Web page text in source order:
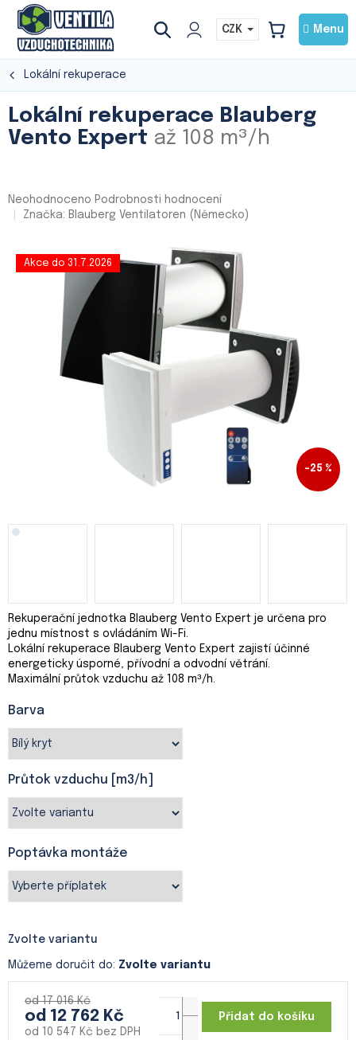
Přejít
obsah
CZK
NÁKUPNÍ
Lokální rekuperace
Lokální rekuperace Blauberg
Vento Expert až 108 m³/h
Průměrné
hodnocení
hvězdiček.
Neohodnoceno Podrobnosti hodnocení
Značka: Blauberg Ventilatoren (Německo)
–25 %
Akce do 31.7.2026
Barva
Průtok vzduchu [m3/h]
Poptávka montáže
Rekuperační jednotka Blauberg Vento Expert je určena pro
jednu místnost s ovládáním Wi-Fi.
Lokální rekuperace Blauberg Vento Expert zajistí účinné
energeticky úsporné, přívodní a odvodní větrání.
Maximální průtok vzduchu až 108 m³/h.
Můžeme doručit do: Zvolte variantu
Zvolte variantu
od 17 016 Kč
od 12 762 Kč
od 10 547 Kč bez DPH
Přidat do košíku